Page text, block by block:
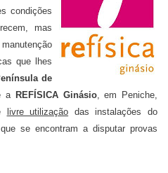
condições
mas
que lhes
de
a REFÍSICA Ginásio, em Peniche,
livre utilização das instalações do
se encontram a disputar provas